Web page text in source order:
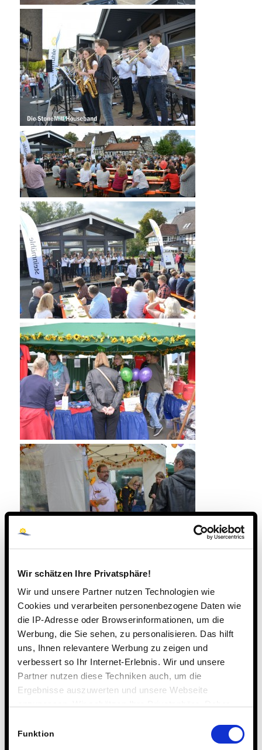
Wir schätzen Ihre Privatsphäre!
Wir und unsere Partner nutzen Technologien wie
Cookies und verarbeiten personenbezogene Daten wie
die IP-Adresse oder Browserinformationen, um die
Werbung, die Sie sehen, zu personalisieren. Das hilft
uns, Ihnen relevantere Werbung zu zeigen und
verbessert so Ihr Internet-Erlebnis. Wir und unsere
Partner nutzen diese Techniken auch, um die
Ergebnisse auszuwerten und unsere Webseite
Technologien.
Funktion